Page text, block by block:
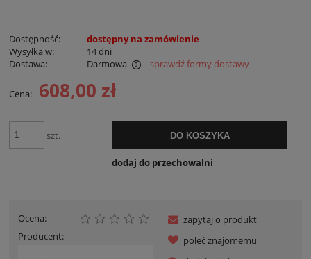
Dostępność:
dostępny na zamówienie
Wysyłka w:
14 dni
Dostawa:
Darmowa
sprawdź formy dostawy
Cena: 608,00 zł
szt. DO KOSZYKA
dodaj do przechowalni
Ocena:
Producent:
zapytaj o produkt
poleć znajomemu